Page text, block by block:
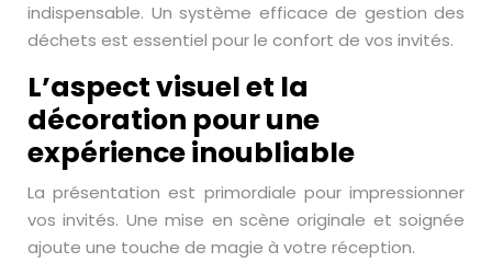
indispensable. Un système efficace de gestion des
déchets est essentiel pour le confort de vos invités.
L’aspect visuel et la
décoration pour une
expérience inoubliable
La présentation est primordiale pour impressionner
vos invités. Une mise en scène originale et soignée
ajoute une touche de magie à votre réception.